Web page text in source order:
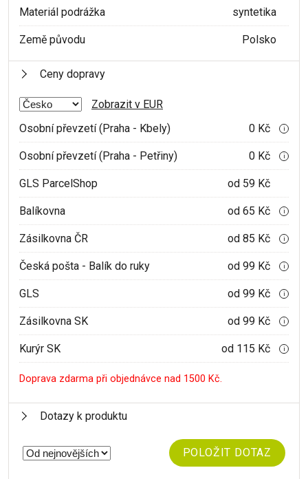
Materiál podrážka syntetika
Země původu Polsko
Ceny dopravy
Zobrazit v EUR
Osobní převzetí (Praha - Kbely)
0 Kč i
Osobní převzetí (Praha - Petřiny) 0 Kč i
GLS ParcelShop od 59 Kč
Balíkovna od 65 Kč i
Zásilkovna ČR od 85 Kč i
Česká pošta - Balík do ruky od 99 Kč i
GLS od 99 Kč i
Zásilkovna SK od 99 Kč i
Kurýr SK od 115 Kč i
Doprava zdarma při objednávce nad 1500 Kč.
Dotazy k produktu
POLOŽIT DOTAZ